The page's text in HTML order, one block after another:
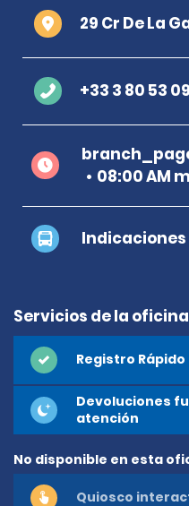
29 Cr De La
+33 3 80 53
08:00 AM
Servicios de la oficina
Registro Rápido
Devoluciones
atención
No disponible en esta
Quiosco